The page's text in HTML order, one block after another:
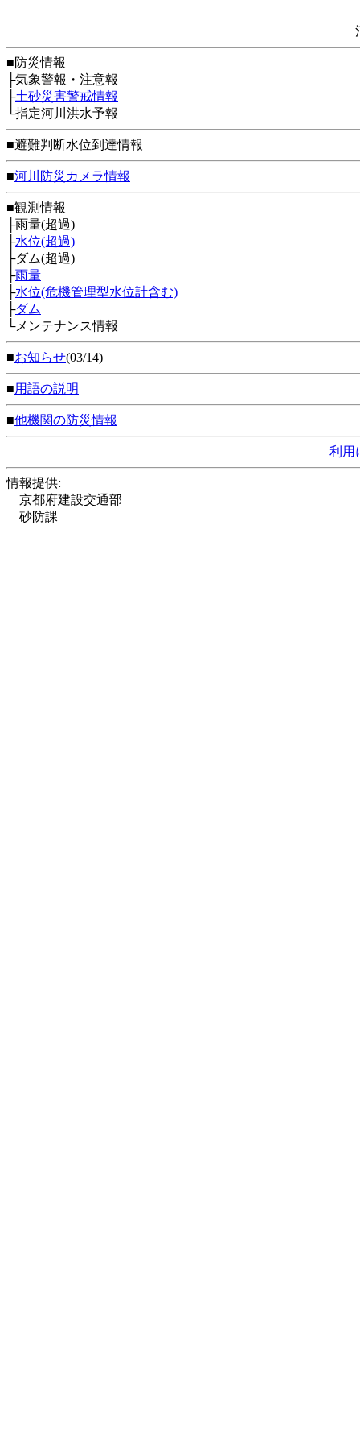
■防災情報
├気象警報・注意報
├土砂災害警戒情報
└指定河川洪水予報
■避難判断水位到達情報
■河川防災カメラ情報
■観測情報
├雨量(超過)
├水位(超過)
├ダム(超過)
├雨量
├水位(危機管理型水位計含む)
├ダム
└メンテナンス情報
■お知らせ(03/14)
■用語の説明
■他機関の防災情報
利用
情報提供:
京都府建設交通部
砂防課